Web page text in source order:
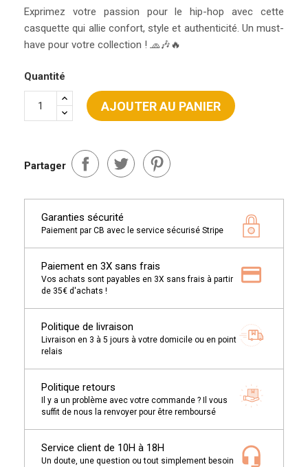
Exprimez votre passion pour le hip-hop avec cette
casquette qui allie confort, style et authenticité. Un must-
have pour votre collection ! 🧢🎶🔥
Quantité
AJOUTER AU PANIER
Partager
Garanties sécurité
Paiement par CB avec le service sécurisé Stripe
Paiement en 3X sans frais
Vos achats sont payables en 3X sans frais à partir
de 35€ d'achats !
Politique de livraison
Livraison en 3 à 5 jours à votre domicile ou en point
relais
Politique retours
Il y a un problème avec votre commande ? Il vous
suffit de nous la renvoyer pour être remboursé
Service client de 10H à 18H
Un doute, une question ou tout simplement besoin